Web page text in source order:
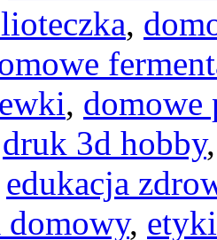
,
, domowe
druk 3d hobby
edukacja
domowy,